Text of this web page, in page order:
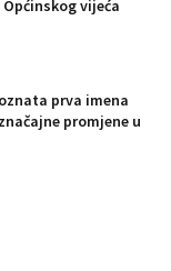
vijeća
prva imena
promjene u